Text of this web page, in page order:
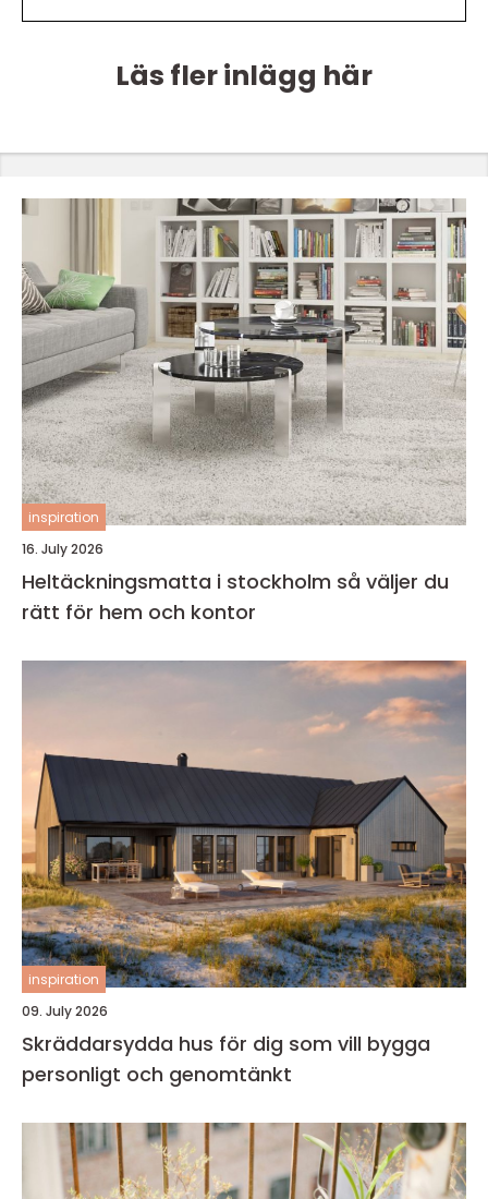
Läs fler inlägg här
inspiration
16. July 2026
Heltäckningsmatta i stockholm så väljer du
rätt för hem och kontor
inspiration
09. July 2026
Skräddarsydda hus för dig som vill bygga
personligt och genomtänkt